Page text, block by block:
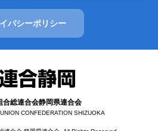
バシーポリシー
合総連合会静岡県連合会
CONFEDERATION SHIZUOKA